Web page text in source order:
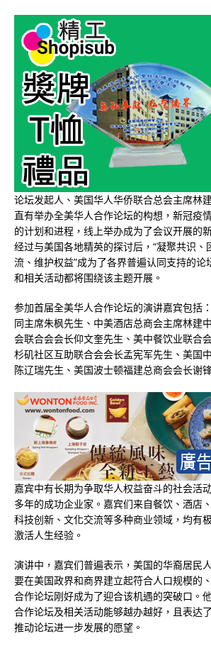
论坛发起人、美国华人华侨联合总会主席林
直有举办全美华人合作论坛的构想，新冠疫
的计划和进程，线上举办成为了会议开展的
经过与美国各地精英的探讨后，“凝聚共识、
流、维护权益”成为了各界普遍认同支持的论
和相关活动都将围绕该主题开展。
参加首届全美华人合作论坛的演讲嘉宾包括
同主席朱枫先生、中美酒店总商会主席林建
会联合会会长仰文奎先生、美中餐饮业联合
杉矶社区互助联合会会长孟宪军先生、美国
陈辽瑞先生、美国波士顿福建总商会会长谢
嘉宾中有长期为争取华人权益奋斗的社会活
多年的成功企业家。嘉宾们来自餐饮、酒店
科技创新、文化交流等多种商业领域，均有
激活人生经验。
演讲中，嘉宾们普遍表示，美国的华裔居民
要在美国政界和商界建立起符合人口规模的
合作论坛刚好成为了迎合该机遇的突破口。
合作论坛及相关活动能够越办越好，且表达
推动论坛进一步发展的愿望。